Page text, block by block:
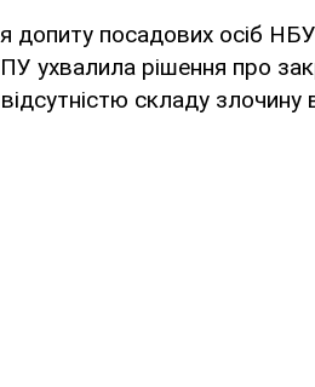
допиту посадових осіб
ухвалила рішення про
складу злочину